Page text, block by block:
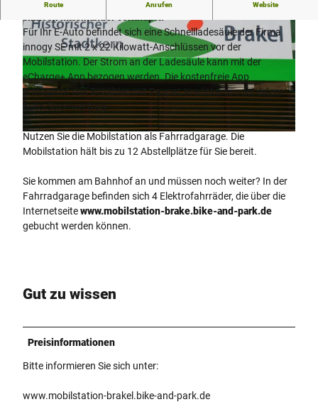
© Teutoburger Wald Tourismus/Stadt Brakel |CC-BY-SA
© Teutoburger Wald Tourismus/Stadt Brakel | CC-BY-SA
Route Anrufen Website
Für Ihr E-Auto befindet sich eine Schnellladesäule der Firma
innogy SE mit 2 x 22 Kilowatt-Anschlüssen vor der
Mobilstation. Der Strom an der Ladesäule kann mit der
eCharge+ App bezogen werden. Die kostenfreie App
ermöglicht das Bezahlen mit Paypal, Kreditkarte oder einem
Auto-Stromvertrag.
Nutzen Sie die Mobilstation als Fahrradgarage. Die
Mobilstation hält bis zu 12 Abstellplätze für Sie bereit.
Sie kommen am Bahnhof an und müssen noch weiter? In der
Fahrradgarage befinden sich 4 Elektrofahrräder, die über die
Internetseitewww.mobilstation-brake.bike-and-park.de
gebucht werden können.
Gut zu wissen
Preisinformationen
Bitte informieren Sie sich unter:
www.mobilstation-brakel.bike-and-park.de